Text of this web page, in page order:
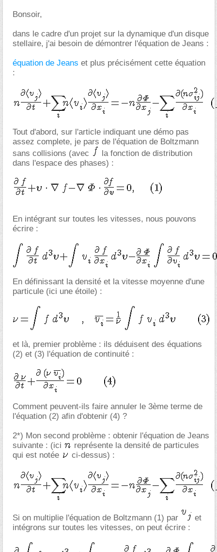
Bonsoir,
dans le cadre d'un projet sur la dynamique d'un disque
stellaire, j'ai besoin de démontrer l'équation de Jeans :
équation de Jeans et plus précisément cette équation
:
Tout d'abord, sur l'article indiquant une démo pas
assez complete, je pars de l'équation de Boltzmann
sans collisions (avec
la fonction de distribution
dans l'espace des phases) :
En intégrant sur toutes les vitesses, nous pouvons
écrire :
En définissant la densité et la vitesse moyenne d'une
particule (ici une étoile) :
et là, premier problème : ils déduisent des équations
(2) et (3) l'équation de continuité :
Comment peuvent-ils faire annuler le 3ème terme de
l'équation (2) afin d'obtenir (4) ?
2*) Mon second problème : obtenir l'équation de Jeans
suivante : (ici
représente la densité de particules
qui est notée
ci-dessus) :
Si on multiplie l'équation de Boltzmann (1) par
et
intégrons sur toutes les vitesses, on peut écrire :